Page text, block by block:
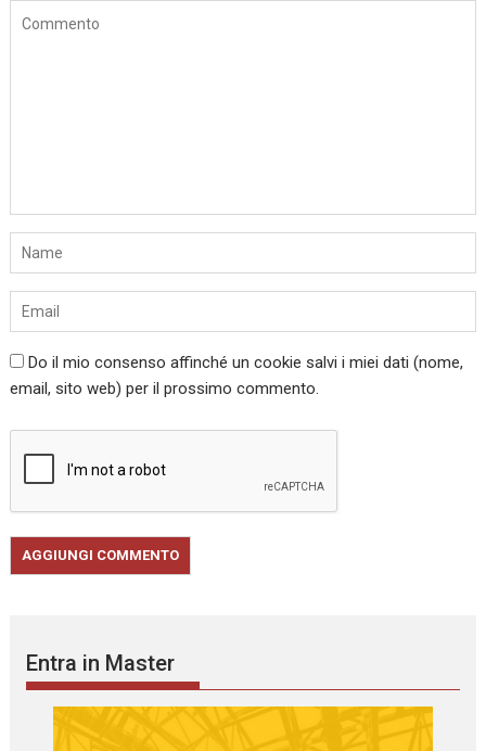
Do il mio consenso affinché un cookie salvi i miei dati (nome,
email, sito web) per il prossimo commento.
Entra in Master